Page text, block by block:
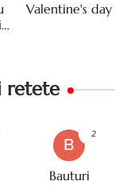
Valentine's day
retete
B
Bauturi
2